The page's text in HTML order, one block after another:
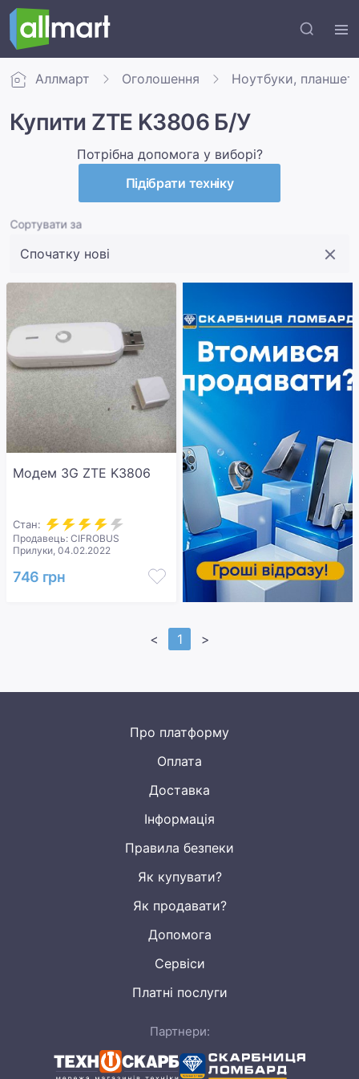
Аллмарт Оголошення Ноутбуки,
Купити ZTE K3806 Б/У
Потрібна допомога у виборі?
Підібрати техніку
Сортувати за
Модем 3G ZTE K3806
Стан:
Продавець: CIFROBUS
Прилуки, 04.02.2022
746 грн
< 1 >
Про платформу
Оплата
Доставка
Інформація
Правила безпеки
Як купувати?
Як продавати?
Допомога
Сервіси
Платні послуги
Партнери: